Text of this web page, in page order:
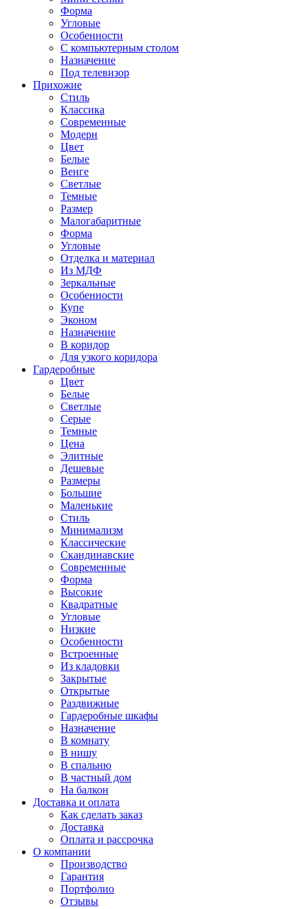
Форма
Угловые
Особенности
С компьютерным столом
Назначение
Под телевизор
Прихожие
Стиль
Классика
Современные
Модерн
Цвет
Белые
Венге
Светлые
Темные
Размер
Малогабаритные
Форма
Угловые
Отделка и материал
Из МДФ
Зеркальные
Особенности
Купе
Эконом
Назначение
В коридор
Для узкого коридора
Гардеробные
Цвет
Белые
Светлые
Серые
Темные
Цена
Элитные
Дешевые
Размеры
Большие
Маленькие
Стиль
Минимализм
Классические
Скандинавские
Современные
Форма
Высокие
Квадратные
Угловые
Низкие
Особенности
Встроенные
Из кладовки
Закрытые
Открытые
Раздвижные
Гардеробные шкафы
Назначение
В комнату
В нишу
В спальню
В частный дом
На балкон
Доставка и оплата
Как сделать заказ
Доставка
Оплата и рассрочка
О компании
Производство
Гарантия
Портфолио
Отзывы